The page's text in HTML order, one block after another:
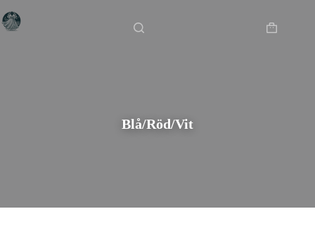
till
innehåll
Varukorg
Hem
Blå/Röd/Vit